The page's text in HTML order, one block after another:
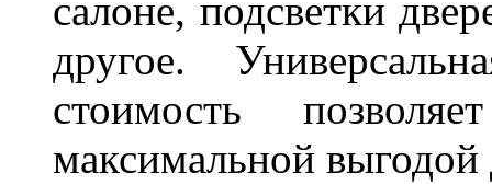
салоне, подсветки
другое.
стоимость
максимальной